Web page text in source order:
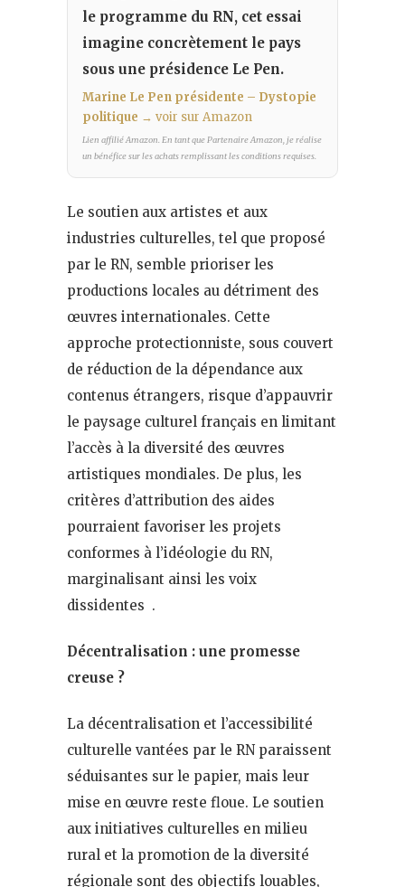
le programme du RN, cet essai
imagine concrètement le pays
sous une présidence Le Pen.
Marine Le Pen présidente – Dystopie
politique → voir sur Amazon
Lien affilié Amazon. En tant que Partenaire Amazon, je réalise
un bénéfice sur les achats remplissant les conditions requises.
Le soutien aux artistes et aux
industries culturelles, tel que proposé
par le RN, semble prioriser les
productions locales au détriment des
œuvres internationales. Cette
approche protectionniste, sous couvert
de réduction de la dépendance aux
contenus étrangers, risque d’appauvrir
le paysage culturel français en limitant
l’accès à la diversité des œuvres
artistiques mondiales. De plus, les
critères d’attribution des aides
pourraient favoriser les projets
conformes à l’idéologie du RN,
marginalisant ainsi les voix
dissidentes .
Décentralisation : une promesse
creuse ?
La décentralisation et l’accessibilité
culturelle vantées par le RN paraissent
séduisantes sur le papier, mais leur
mise en œuvre reste floue. Le soutien
aux initiatives culturelles en milieu
rural et la promotion de la diversité
régionale sont des objectifs louables,